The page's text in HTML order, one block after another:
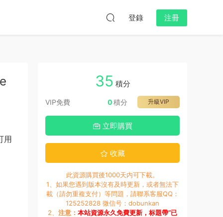
登錄 注冊
用
35 積分
VIP免費 升級VIP
0積分
立即購買
收藏
此資源購買後1000天内可下載。
1、如果您遇到版本沒有及時更新，或者無法下
載（請勿重複支付）等問題，請聯系客服QQ：
125252828 微信号：dobunkan
2、 注意： 本站資源永久免費更新，标題帶“已